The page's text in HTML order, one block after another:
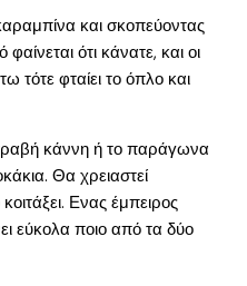
και σκοπεύοντας
ότι κάνατε, και οι
τότε φταίει το όπλο και
κάννη ή το παράγωνα
Θα χρειαστεί
Ενας έμπειρος
εύκολα ποιο από τα δύο